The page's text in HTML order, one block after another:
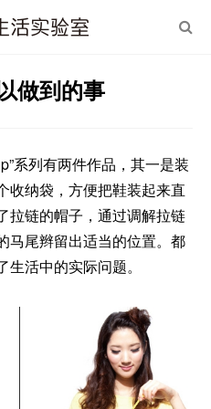
做到的事
系列有两件作品，其一是装
收纳袋，方便把鞋装起来直
拉链的帽子，通过调解拉链
马尾辫留出适当的位置。都
活中的实际问题。